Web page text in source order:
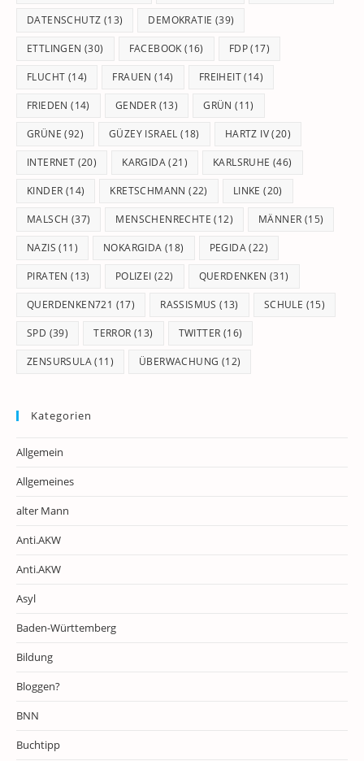
DATENSCHUTZ (13) DEMOKRATIE (39)
ETTLINGEN (30) FACEBOOK (16) FDP(17)
FLUCHT (14) FRAUEN (14) FREIHEIT(14)
FRIEDEN (14) GENDER (13) GRÜN (11)
GRÜNE (92) GÜZEY ISRAEL (18) HARTZ IV(20)
INTERNET (20) KARGIDA(21) KARLSRUHE (46)
KINDER (14) KRETSCHMANN (22) LINKE (20)
MALSCH (37) MENSCHENRECHTE (12) MÄNNER (15)
NAZIS (11) NOKARGIDA (18) PEGIDA(22)
PIRATEN (13) POLIZEI (22) QUERDENKEN (31)
QUERDENKEN721 (17) RASSISMUS (13) SCHULE (15)
SPD (39) TERROR (13) TWITTER (16)
ZENSURSULA(11) ÜBERWACHUNG (12)
Kategorien
Allgemein
Allgemeines
alter Mann
Anti.AKW
Anti.AKW
Asyl
Baden-Württemberg
Bildung
Bloggen?
BNN
Buchtipp